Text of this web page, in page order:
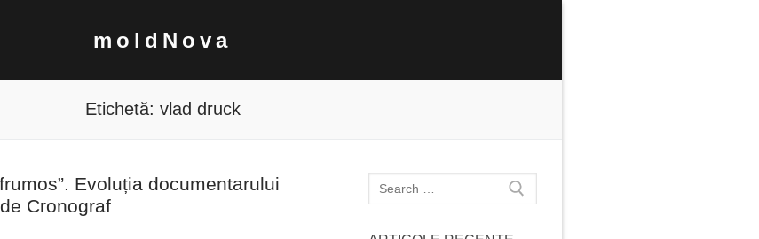
moldNova
Etichetă: vlad druck
Evoluția documentarului
Cronograf
Caută
după: